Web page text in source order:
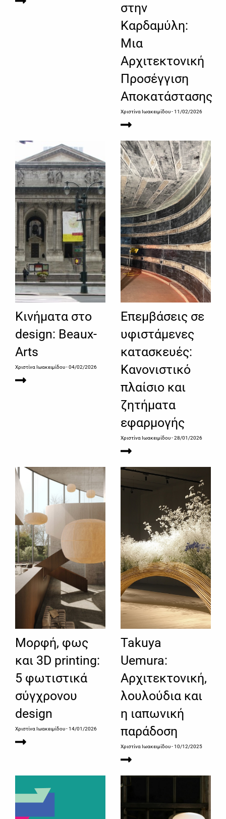
στην
Καρδαμύλη:
Μια
Αρχιτεκτονική
Προσέγγιση
Αποκατάστασης
Χριστίνα Ιωακειμίδου- 11/02/2026
Κινήματα στο
design: Beaux-
Arts
Χριστίνα Ιωακειμίδου- 04/02/2026
Επεμβάσεις σε
υφιστάμενες
κατασκευές:
Κανονιστικό
πλαίσιο και
ζητήματα
εφαρμογής
Χριστίνα Ιωακειμίδου- 28/01/2026
Μορφή, φως
και 3D printing:
5 φωτιστικά
σύγχρονου
design
Χριστίνα Ιωακειμίδου- 14/01/2026
Takuya
Uemura:
Αρχιτεκτονική,
λουλούδια και
η ιαπωνική
παράδοση
Χριστίνα Ιωακειμίδου- 10/12/2025